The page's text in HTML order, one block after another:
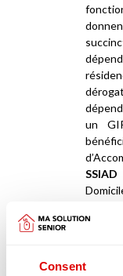
Consent
un
SSIAD
EHPAD
coliving